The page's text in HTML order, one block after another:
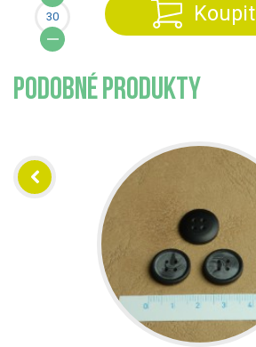
Koupit
PODOBNÉ PRODUKTY